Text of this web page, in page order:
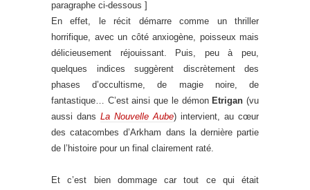
paragraphe ci-dessous ]
En effet, le récit démarre comme un thriller
horrifique, avec un côté anxiogène, poisseux mais
délicieusement réjouissant. Puis, peu à peu,
quelques indices suggèrent discrètement des
phases d’occultisme, de magie noire, de
fantastique… C’est ainsi que le démon Etrigan (vu
aussi dans La Nouvelle Aube) intervient, au cœur
des catacombes d’Arkham dans la dernière partie
de l’histoire pour un final clairement raté.
Et c’est bien dommage car tout ce qui était